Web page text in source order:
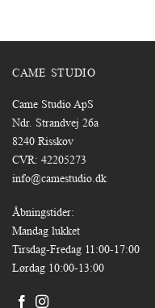
CAME STUDIO
Came Studio ApS
Ndr. Strandvej 26a
8240 Risskov
CVR: 42205273
info@camestudio.dk
Åbningstider:
Mandag lukket
Tirsdag-Fredag 11:00-17:00
Lørdag 10:00-13:00